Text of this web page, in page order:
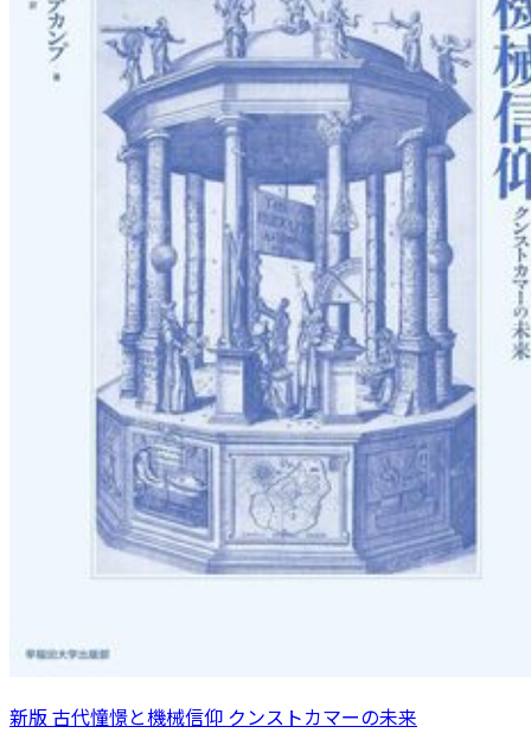
新版 古代憧憬と機械信仰 クンストカマーの未来